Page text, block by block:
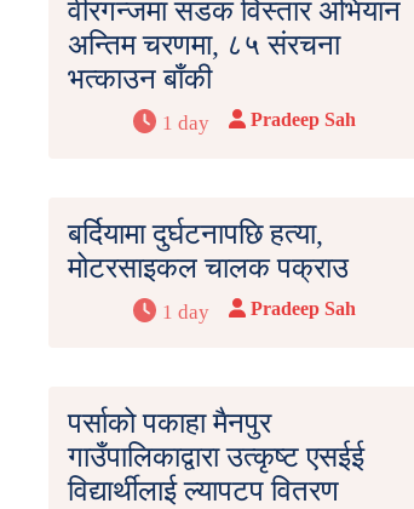
वीरगन्जमा सडक विस्तार अभियान
अन्तिम चरणमा, ८५ संरचना
भत्काउन बाँकी
1 day Pradeep Sah
बर्दियामा दुर्घटनापछि हत्या,
मोटरसाइकल चालक पक्राउ
1 day Pradeep Sah
पर्साको पकाहा मैनपुर
गाउँपालिकाद्वारा उत्कृष्ट एसईई
विद्यार्थीलाई ल्यापटप वितरण